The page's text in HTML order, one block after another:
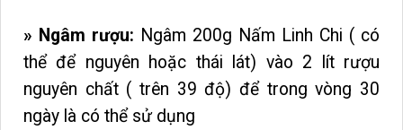
» Ngâm rượu: Ngâm 200g Nấm Linh Chi ( có
thể để nguyên hoặc thái lát) vào 2 lít rượu
nguyên chất ( trên 39 độ) để trong vòng 30
ngày là có thể sử dụng